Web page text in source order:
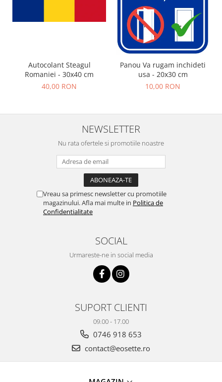
Autocolant Steagul
Romaniei - 30x40 cm
40,00 RON
Panou Va rugam inchideti
usa - 20x30 cm
10,00 RON
NEWSLETTER
Nu rata ofertele si promotiile noastre
Vreau sa primesc newsletter cu promotiile
magazinului. Afla mai multe in Politica de
Confidentialitate
SOCIAL
Urmareste-ne in social media
SUPORT CLIENTI
09.00 - 17.00
0746 918 653
contact@eosette.ro